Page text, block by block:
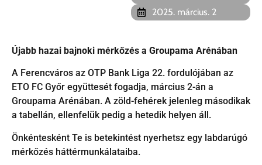
2025. március. 2
Újabb hazai bajnoki mérkőzés a Groupama Arénában
A Ferencváros az OTP Bank Liga 22. fordulójában az
ETO FC Győr együttesét fogadja, március 2-án a
Groupama Arénában. A zöld-fehérek jelenleg másodikak
a tabellán, ellenfelük pedig a hetedik helyen áll.
Önkéntesként Te is betekintést nyerhetsz egy labdarúgó
mérkőzés háttérmunkálataiba.